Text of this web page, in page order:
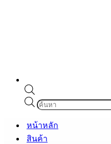
Products
search
หน้าหลัก
สินค้า